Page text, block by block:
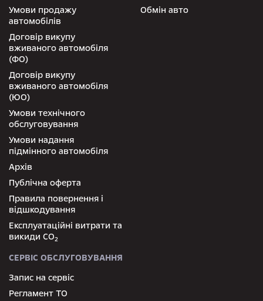
Умови продажу
автомобілів
Договір викупу
вживаного автомобіля
(ФО)
Договір викупу
вживаного автомобіля
(ЮО)
Умови технічного
обслуговування
Умови надання
підмінного автомобіля
Архів
Публічна оферта
Правила повернення і
відшкодування
Експлуатаційні витрати та
викиди СО2
Обмін авто
СЕРВІС ОБСЛУГОВУВАННЯ
Запис на сервіс
Регламент ТО